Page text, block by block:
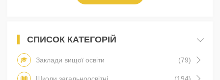
СПИСОК КАТЕГОРІЙ
Заклади вищої освіти (79)
Школи загальноосвітні (194)